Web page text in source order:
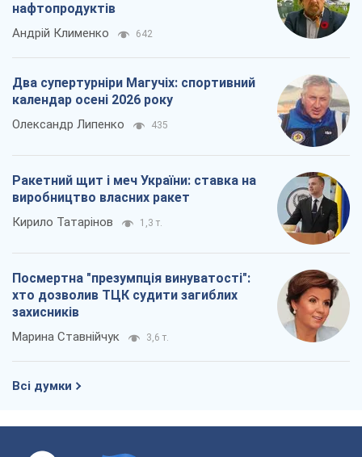
нафтопродуктів
Андрій Клименко 642
Два супертурніри Магучіх: спортивний
календар осені 2026 року
Олександр Липенко 435
Ракетний щит і меч України: ставка на
виробництво власних ракет
Кирило Татарінов 1,3 т.
Посмертна "презумпція винуватості":
хто дозволив ТЦК судити загиблих
захисників
Марина Ставнійчук 3,6 т.
Всі думки